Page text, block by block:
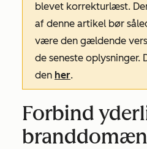
blevet korrekturlæst.
af denne artikel bør
være den gældende
de seneste oplysninger.
den her.
Forbind